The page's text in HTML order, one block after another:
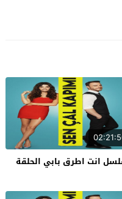
انت اطرق بابي الحلقة